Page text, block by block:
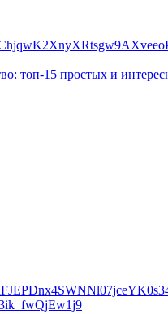
топ-15 простых и